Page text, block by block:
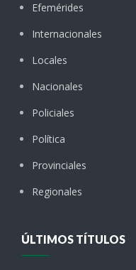
Efemérides
Internacionales
Locales
Nacionales
Policiales
Política
Provinciales
Regionales
ÚLTIMOS TÍTULOS